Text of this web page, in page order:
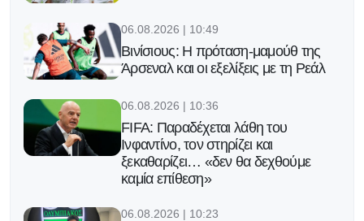
06.08.2026 | 10:49
Βινίσιους: Η πρόταση-μαμούθ της
Άρσεναλ και οι εξελίξεις με τη Ρεάλ
06.08.2026 | 10:36
FIFA: Παραδέχεται λάθη του
Ινφαντίνο, τον στηρίζει και
ξεκαθαρίζει… «δεν θα δεχθούμε
καμία επίθεση»
06.08.2026 | 10:23